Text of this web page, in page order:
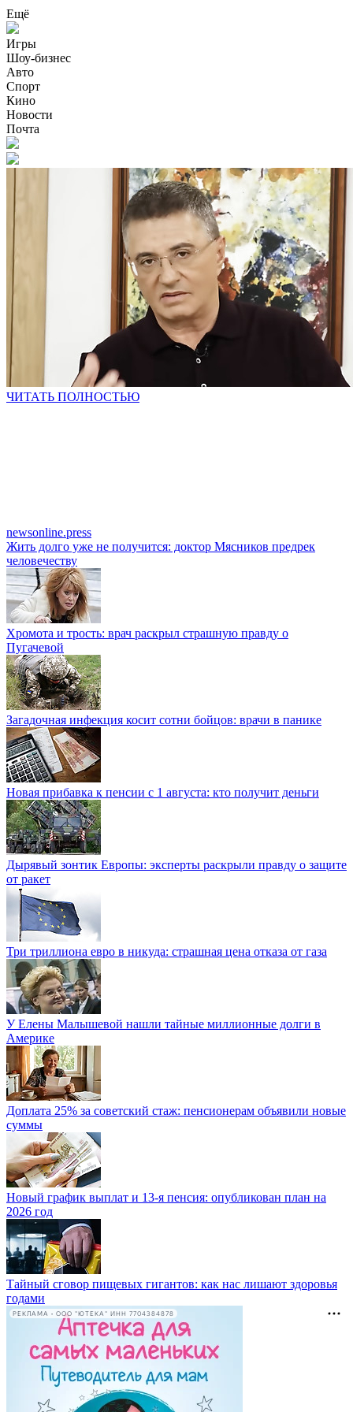
Ещё
Игры
Шоу-бизнес
Авто
Спорт
Кино
Новости
Почта
ЧИТАТЬ ПОЛНОСТЬЮ
newsonline.press
Жить долго уже не получится: доктор Мясников предрек
человечеству
Хромота и трость: врач раскрыл страшную правду о
Пугачевой
Загадочная инфекция косит сотни бойцов: врачи в панике
Новая прибавка к пенсии с 1 августа: кто получит деньги
Дырявый зонтик Европы: эксперты раскрыли правду о защите
от ракет
Три триллиона евро в никуда: страшная цена отказа от газа
У Елены Малышевой нашли тайные миллионные долги в
Америке
Доплата 25% за советский стаж: пенсионерам объявили новые
суммы
Новый график выплат и 13-я пенсия: опубликован план на
2026 год
Тайный сговор пищевых гигантов: как нас лишают здоровья
годами
РЕКЛАМА • ООО "ЮТЕКА" ИНН 7704384878